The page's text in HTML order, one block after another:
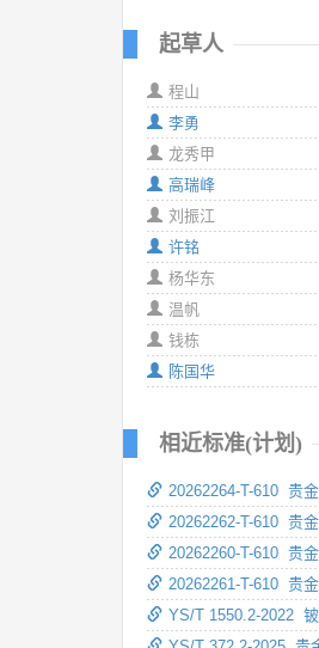
起草人
程山
李勇
龙秀甲
高瑞峰
刘振江
许铭
杨华东
温帆
钱栋
陈国华
相近标准(计划)
20262264-T-610 贵
20262262-T-610 贵
20262260-T-610 贵
20262261-T-610 贵
YS/T 1550.2-2022